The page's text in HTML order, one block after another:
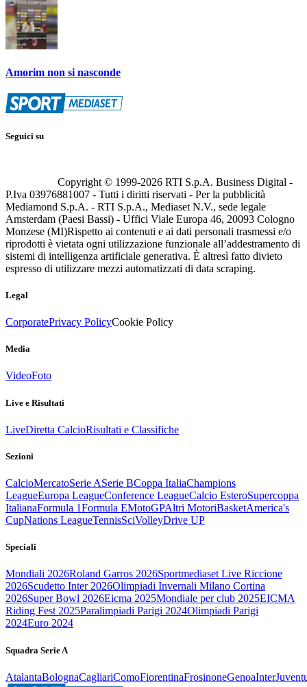
Amorim non si nasconde
Seguici su
Copyright © 1999-2026 RTI S.p.A. Business Digital -
P.Iva 03976881007 - Tutti i diritti riservati - Per la pubblicità
Mediamond S.p.A. - RTI S.p.A., Mediaset N.V., sede legale
Amsterdam (Paesi Bassi) - Uffici Viale Europa 46, 20093 Cologno
Monzese (MI)Rispetto ai contenuti e ai dati personali trasmessi e/o
riprodotti è vietata ogni utilizzazione funzionale all’addestramento di
sistemi di intelligenza artificiale generativa. È altresì fatto divieto
espresso di utilizzare mezzi automatizzati di data scraping.
Legal
CorporatePrivacy PolicyCookie Policy
Media
VideoFoto
Live e Risultati
LiveDiretta CalcioRisultati e Classifiche
Sezioni
CalcioMercatoSerie ASerie BCoppa ItaliaChampions
LeagueEuropa LeagueConference LeagueCalcio EsteroSupercoppa
ItalianaFormula 1Formula EMotoGPAltri MotoriBasketAmerica's
CupNations LeagueTennisSciVolleyDrive UP
Speciali
Mondiali 2026Roland Garros 2026Sportmediaset Live Riccione
2026Scudetto Inter 2026Olimpiadi Invernali Milano Cortina
2026Super Bowl 2026Eicma 2025Mondiale per club 2025EICMA
Riding Fest 2025Paralimpiadi Parigi 2024Olimpiadi Parigi
2024Euro 2024
Squadra Serie A
AtalantaBolognaCagliariComoFiorentinaFrosinoneGenoaInter